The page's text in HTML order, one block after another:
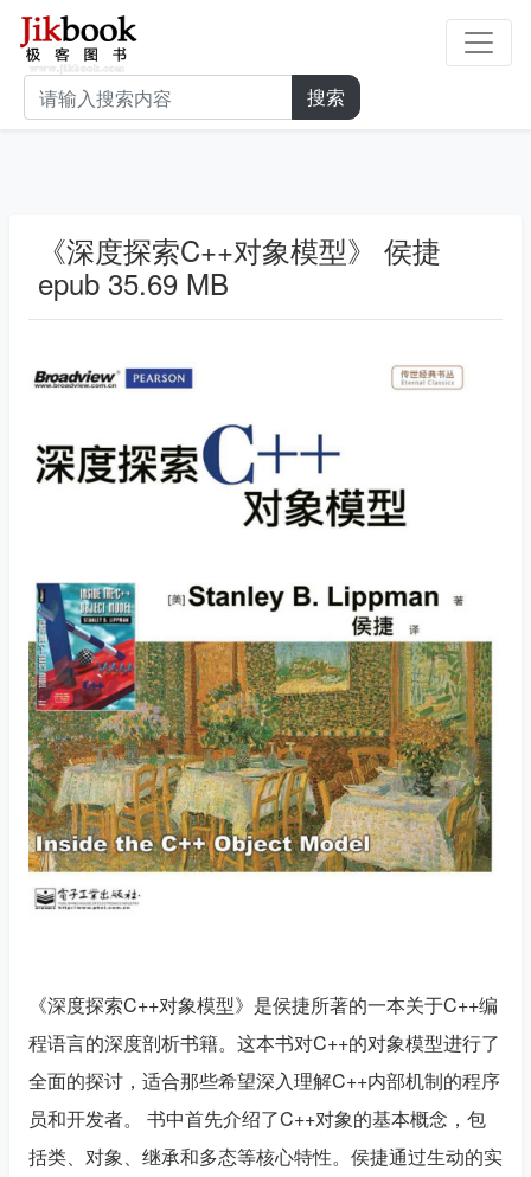
搜索
《深度探索C++对象模型》 侯捷
epub 35.69 MB
《深度探索C++对象模型》是侯捷所著的一本关于C++编
程语言的深度剖析书籍。这本书对C++的对象模型进行了
全面的探讨，适合那些希望深入理解C++内部机制的程序
员和开发者。 书中首先介绍了C++对象的基本概念，包
括类、对象、继承和多态等核心特性。侯捷通过生动的实